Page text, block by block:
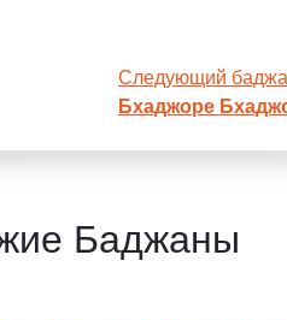
Следующий
Бхаджоре
Баджаны